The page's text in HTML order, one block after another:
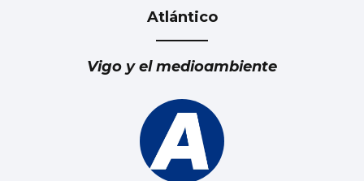
Atlántico
Vigo y el medioambiente